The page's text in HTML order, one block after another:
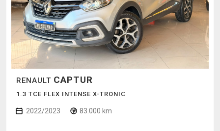
RENAULT CAPTUR
1.3 TCE FLEX INTENSE X-TRONIC
2022/2023 83.000 km